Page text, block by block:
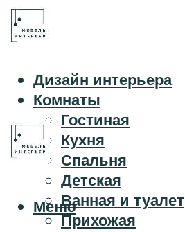
Дизайн интерьера
Комнаты
Гостиная
Кухня
Спальня
Детская
Ванная и туалет
Прихожая
Меню